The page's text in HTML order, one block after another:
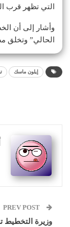
التي تظهر قرب
وأشار إلى أن
الحالي” وتخلق
إيلون ماسك
وزيرة التخطيط